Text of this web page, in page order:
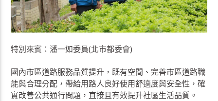
特別來賓：潘一如委員(北市都委會)
國內市區道路服務品質提升，既有空間、完善市區道路職
能與合理分配，帶給用路人良好使用舒適度與安全性，確
實改善公共通行問題，直接且有效提升社區生活品質。